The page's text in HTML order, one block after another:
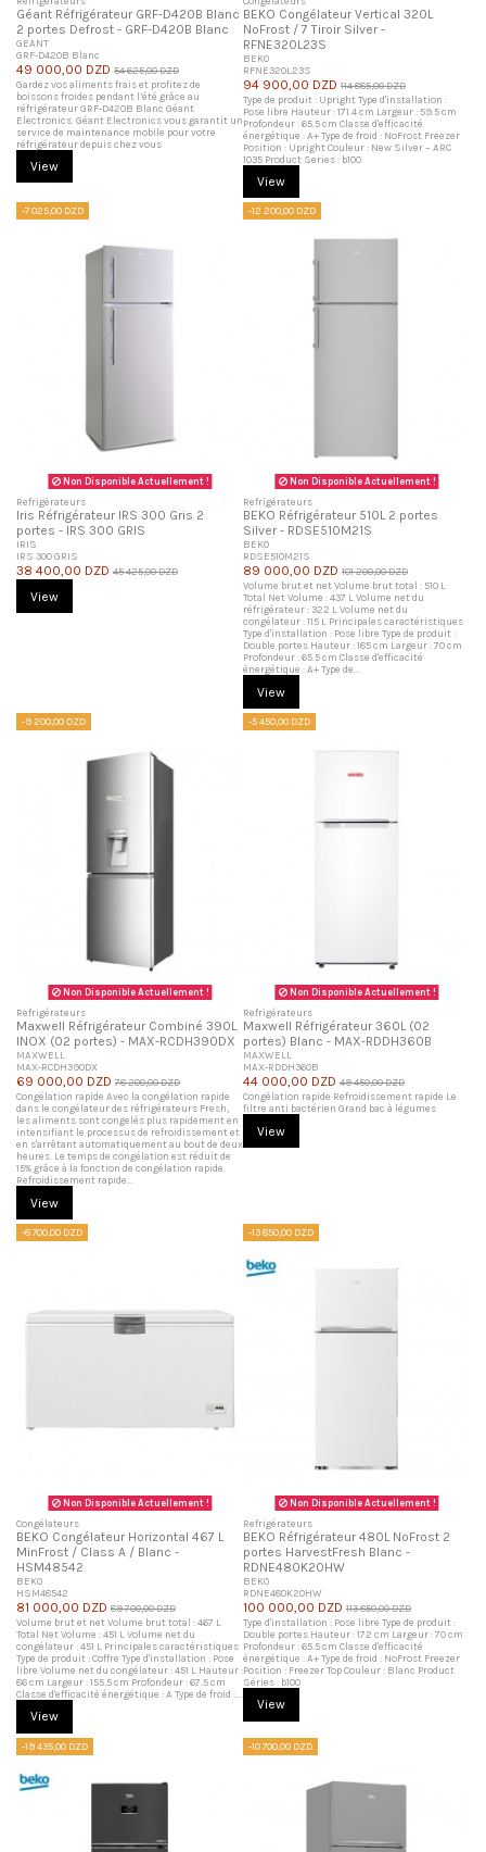
Géant Réfrigérateur GRF-D420B Blanc
2 portes Defrost - GRF-D420B Blanc
GEANT
GRF-D420B Blanc
49 000,00 DZD 54 625,00 DZD
Gardez vos aliments frais et profitez de
boissons froides pendant l’été grâce au
réfrigérateur GRF-D420B Blanc Géant
Electronics. Géant Electronics vous garantit un
service de maintenance mobile pour votre
réfrigérateur depuis chez vous
View
BEKO Congélateur Vertical 320L
NoFrost / 7 Tiroir Silver -
RFNE320L23S
BEKO
RFNE320L23S
94 900,00 DZD 114 885,00 DZD
Type de produit : Upright Type d'installation :
Pose libre Hauteur : 171.4 cm Largeur : 59.5 cm
Profondeur : 65.5 cm Classe d'efficacité
énergétique : A+ Type de froid : NoFrost Freezer
Position : Upright Couleur : New Silver – ARC
1035 Product Series : b100
View
-7 025,00 DZD
Non Disponible Actuellement !
Refrigérateurs
Iris Réfrigérateur IRS 300 Gris 2
portes - IRS 300 GRIS
IRIS
IRS 300 GRIS
38 400,00 DZD 45 425,00 DZD
View
-12 200,00 DZD
Non Disponible Actuellement !
Refrigérateurs
BEKO Réfrigérateur 510L 2 portes
Silver - RDSE510M21S
BEKO
RDSE510M21S
89 000,00 DZD 101 200,00 DZD
Volume brut et net Volume brut total : 510 L
Total Net Volume : 437 L Volume net du
réfrigérateur : 322 L Volume net du
congélateur : 115 L Principales caractéristiques
Type d'installation : Pose libre Type de produit :
Double portes Hauteur : 185 cm Largeur : 70 cm
Profondeur : 65.5 cm Classe d'efficacité
énergétique : A+ Type de...
View
-9 200,00 DZD
Non Disponible Actuellement !
Refrigérateurs
Maxwell Réfrigérateur Combiné 390L
INOX (02 portes) - MAX-RCDH390DX
MAXWELL
MAX-RCDH390DX
69 000,00 DZD 78 200,00 DZD
Congélation rapide Avec la congélation rapide
dans le congélateur des réfrigérateurs Fresh,
les aliments sont congelés plus rapidement en
intensifiant le processus de refroidissement et
en s'arrêtant automatiquement au bout de deux
heures. Le temps de congélation est réduit de
15% grâce à la fonction de congélation rapide.
Refroidissement rapide...
View
-5 450,00 DZD
Non Disponible Actuellement !
Refrigérateurs
Maxwell Réfrigérateur 360L (02
portes) Blanc - MAX-RDDH360B
MAXWELL
MAX-RDDH360B
44 000,00 DZD 49 450,00 DZD
Congélation rapide Refroidissement rapide Le
filtre anti bactérien Grand bac à légumes
View
-8 700,00 DZD
Non Disponible Actuellement !
Congélateurs
BEKO Congélateur Horizontal 467 L
MinFrost / Class A / Blanc -
HSM48542
BEKO
HSM48542
81 000,00 DZD 89 700,00 DZD
Volume brut et net Volume brut total : 467 L
Total Net Volume : 451 L Volume net du
congélateur : 451 L Principales caractéristiques
Type de produit : Coffre Type d'installation : Pose
libre Volume net du congélateur : 451 L Hauteur :
86 cm Largeur : 155.5 cm Profondeur : 67.5 cm
Classe d'efficacité énergétique : A Type de froid :...
View
-13 850,00 DZD
Non Disponible Actuellement !
Refrigérateurs
BEKO Réfrigérateur 480L NoFrost 2
portes HarvestFresh Blanc -
RDNE480K20HW
BEKO
RDNE480K20HW
100 000,00 DZD 113 850,00 DZD
Type d'installation : Pose libre Type de produit :
Double portes Hauteur : 172 cm Largeur : 70 cm
Profondeur : 65.5 cm Classe d'efficacité
énergétique : A+ Type de froid : NoFrost Freezer
Position : Freezer Top Couleur : Blanc Product
Séries : b100
View
-19 435,00 DZD -10 700,00 DZD